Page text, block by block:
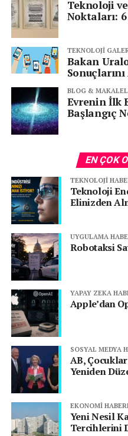
bu teknolojilerle etkileşimi
olmaları ve anlamlı
Aynı zamanda, federal
yeniliklerin etik ve güvenlik
getirilmesinde önemli bir rol
yapay zeka ile
sağlamaları için sağlıklı
KATEGORİLER:
|Sosyal Medya Haberleri
ETIKETLER:
FEDERAL DÜZENLEME
SINEAD BOVELL
YAPAY ZEKA
YENI BIR
SONRAKI
Teknoloji Sektörü
Eşiğinde mi?
ÖNCEKI
Dijitalleşmekten Neden
Teknoloji
Noktaları:
TEKNOLOJI
Bakan
Sonuçlarını
BLOG &
Evrenin İlk
Başlangıç
EN ÇOK
TEKNOLOJI
Teknoloji
Elinizden
UYGULAMA
Robotaksi
YAPAY ZEKA
Apple’dan
SOSYAL MEDYA
AB,
Yeniden
EKONOMI
Yeni Nesil
Tercihlerini